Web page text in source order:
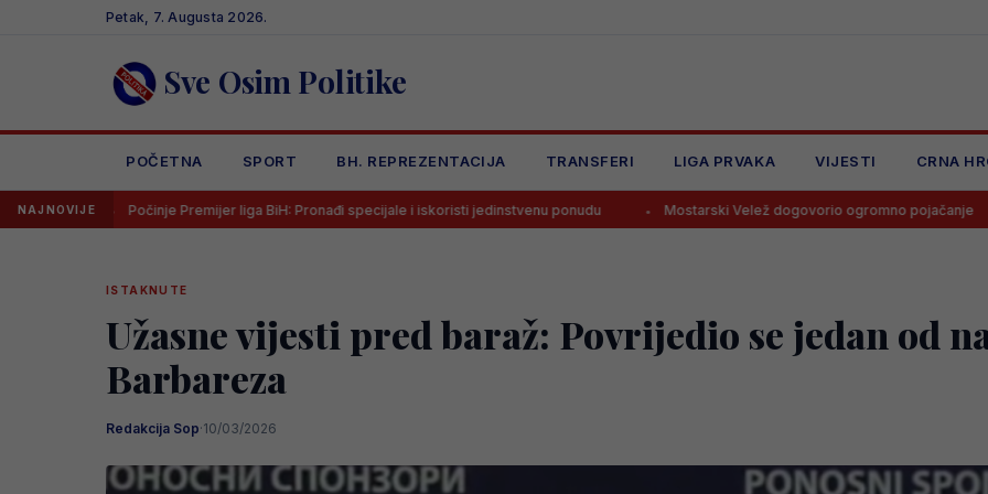
Petak, 7. Augusta 2026.
Sve Osim Politike
POČETNA SPORT BH. REPREZENTACIJA TRANSFERI LIGA PRVAKA VIJESTI CRNA
NAJNOVIJE
Premijer liga BiH: Pronađi specijale i iskoristi jedinstvenu ponudu Mostarski Velež dogovorio ogromno pojačanje Navijači
ISTAKNUTE
Užasne vijesti pred baraž: Povrijedio se jedan od
Barbareza
Redakcija Sop·10/03/2026